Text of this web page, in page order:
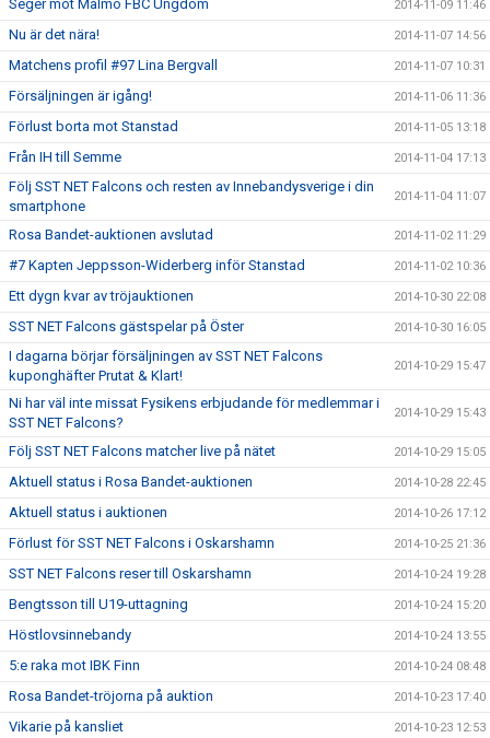
Seger mot Malmö FBC Ungdom 2014-11-09 11:46
Nu är det nära! 2014-11-07 14:56
Matchens profil #97 Lina Bergvall 2014-11-07 10:31
Försäljningen är igång! 2014-11-06 11:36
Förlust borta mot Stanstad 2014-11-05 13:18
Från IH till Semme 2014-11-04 17:13
Följ SST NET Falcons och resten av Innebandysverige i din
smartphone
2014-11-04 11:07
Rosa Bandet-auktionen avslutad 2014-11-02 11:29
#7 Kapten Jeppsson-Widerberg inför Stanstad 2014-11-02 10:36
Ett dygn kvar av tröjauktionen 2014-10-30 22:08
SST NET Falcons gästspelar på Öster 2014-10-30 16:05
I dagarna börjar försäljningen av SST NET Falcons
kuponghäfter Prutat & Klart!
2014-10-29 15:47
Ni har väl inte missat Fysikens erbjudande för medlemmar i
SST NET Falcons?
2014-10-29 15:43
Följ SST NET Falcons matcher live på nätet 2014-10-29 15:05
Aktuell status i Rosa Bandet-auktionen 2014-10-28 22:45
Aktuell status i auktionen 2014-10-26 17:12
Förlust för SST NET Falcons i Oskarshamn 2014-10-25 21:36
SST NET Falcons reser till Oskarshamn 2014-10-24 19:28
Bengtsson till U19-uttagning 2014-10-24 15:20
Höstlovsinnebandy 2014-10-24 13:55
5:e raka mot IBK Finn 2014-10-24 08:48
Rosa Bandet-tröjorna på auktion 2014-10-23 17:40
Vikarie på kansliet 2014-10-23 12:53